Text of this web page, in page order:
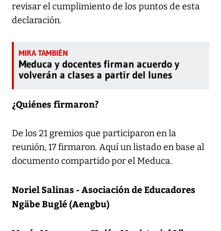
revisar el cumplimiento de los puntos de esta
declaración.
Meduca y docentes firman acuerdo y
volverán a clases a partir del lunes
¿Quiénes firmaron?
De los 21 gremios que participaron en la
reunión, 17 firmaron. Aquí un listado en base al
documento compartido por el Meduca.
Noriel Salinas - Asociación de Educadores
Ngäbe Buglé (Aengbu)